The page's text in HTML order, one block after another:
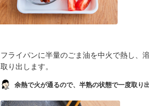
フライパンに半量のごま油を中火で熱し、
取り出します。
余熱で火が通るので、半熟の状態で一度取り